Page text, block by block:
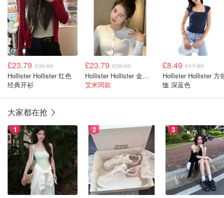
£23.79 £35.95
Hollister Hollister 红色
经典开衫
£23.79 £36.00
Hollister Hollister 金扣白色开衫
艾米同款
£8.49 £17.95
Hollister Hollister 方
恤 深蓝色
大家都在抢
1 2 3